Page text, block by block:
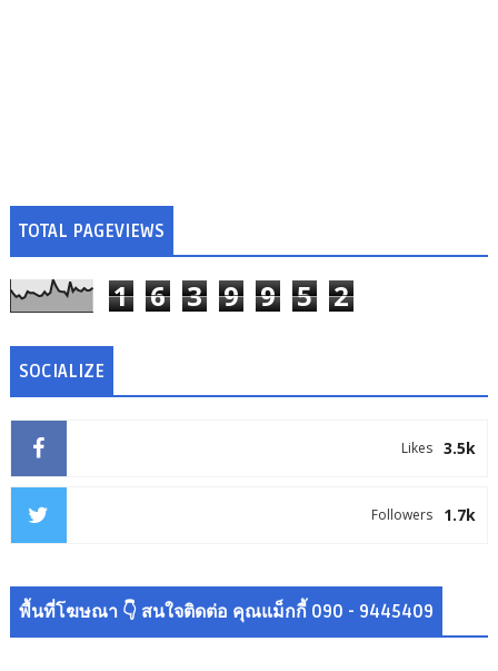
TOTAL PAGEVIEWS
1 6 3 9 9 5 2
SOCIALIZE
3.5k
Likes
1.7k
Followers
พื้นที่โฆษณา 👇 สนใจติดต่อ คุณแม็กกี้ 090 - 9445409